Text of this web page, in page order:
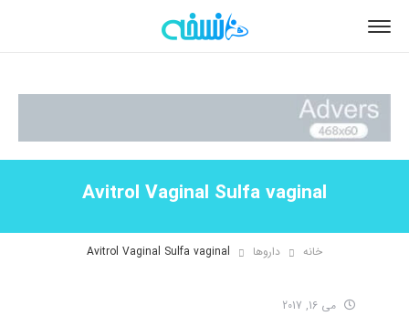
Avitrol Vaginal Sulfa vaginal
خانه داروها Avitrol Vaginal Sulfa vaginal
می 16, 2017